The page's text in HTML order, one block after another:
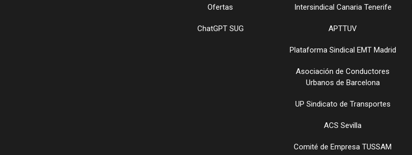
Ofertas
ChatGPT SUG
Intersindical Canaria Tenerife
APTTUV
Plataforma Sindical EMT Madrid
Asociación de Conductores
Urbanos de Barcelona
UP Sindicato de Transportes
ACS Sevilla
Comité de Empresa TUSSAM